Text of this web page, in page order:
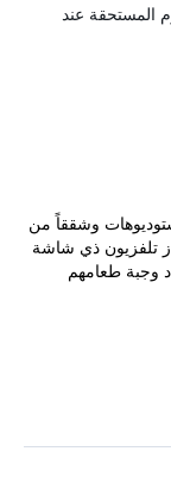
المستحقة عند
وشققاً من
تلفزيون ذي شاشة
طعامهم